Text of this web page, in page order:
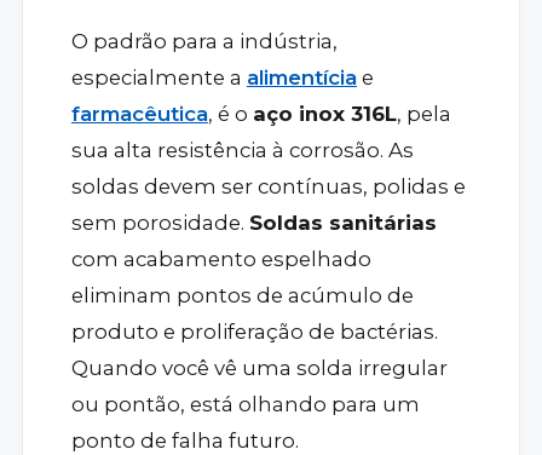
O padrão para a indústria,
especialmente a alimentíciae
farmacêutica, é o aço inox 316L, pela
sua alta resistência à corrosão. As
soldas devem ser contínuas, polidas e
sem porosidade. Soldas sanitárias
com acabamento espelhado
eliminam pontos de acúmulo de
produto e proliferação de bactérias.
Quando você vê uma solda irregular
ou pontão, está olhando para um
ponto de falha futuro.